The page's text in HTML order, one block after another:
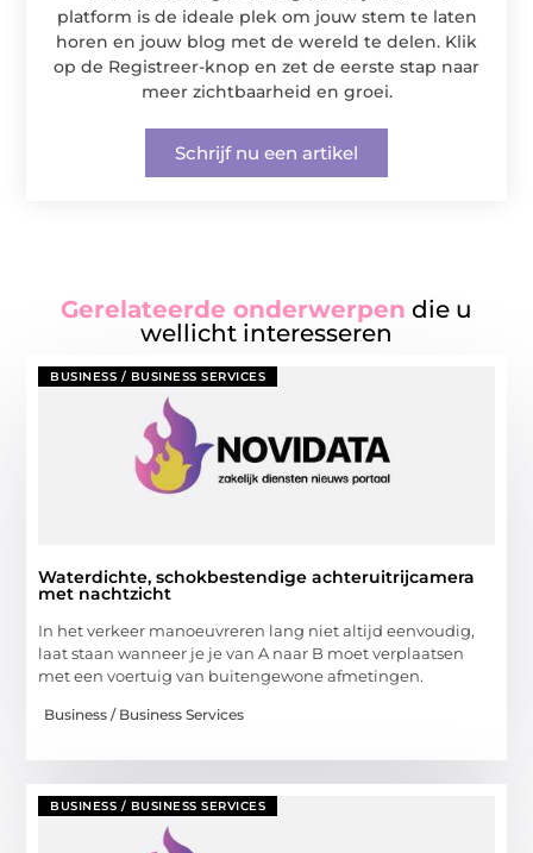
platform is de ideale plek om jouw stem te laten
horen en jouw blog met de wereld te delen. Klik
op de Registreer-knop en zet de eerste stap naar
meer zichtbaarheid en groei.
Schrijf nu een artikel
Gerelateerde onderwerpen die u
wellicht interesseren
BUSINESS / BUSINESS SERVICES
Waterdichte, schokbestendige achteruitrijcamera
met nachtzicht
In het verkeer manoeuvreren lang niet altijd eenvoudig,
laat staan wanneer je je van A naar B moet verplaatsen
met een voertuig van buitengewone afmetingen.
Business / Business Services
BUSINESS / BUSINESS SERVICES